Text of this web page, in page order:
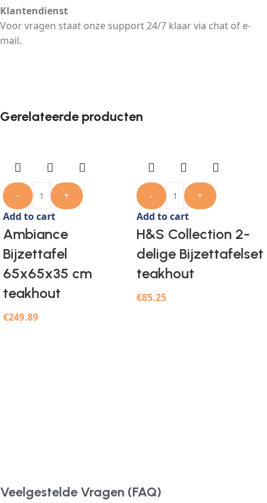
Klantendienst
Voor vragen staat onze support 24/7 klaar via chat of e-
mail.
Gerelateerde producten
-
+
Add to cart
Ambiance
Bijzettafel
65x65x35 cm
teakhout
€249.89
-
+
Add to cart
H&S Collection 2-
delige Bijzettafelset
teakhout
€85.25
Veelgestelde Vragen (FAQ)